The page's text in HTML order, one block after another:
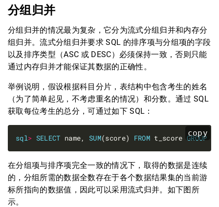
分组归并
分组归并的情况最为复杂，它分为流式分组归并和内存分
组归并。流式分组归并要求 SQL 的排序项与分组项的字段
以及排序类型（ASC 或 DESC）必须保持一致，否则只能
通过内存归并才能保证其数据的正确性。
举例说明，假设根据科目分片，表结构中包含考生的姓名
（为了简单起见，不考虑重名的情况）和分数。通过 SQL
获取每位考生的总分，可通过如下 SQL：
copy
sql> SELECT name, SUM(score) FROM t_score GROUP
在分组项与排序项完全一致的情况下，取得的数据是连续
的，分组所需的数据全数存在于各个数据结果集的当前游
标所指向的数据值，因此可以采用流式归并。如下图所
示。